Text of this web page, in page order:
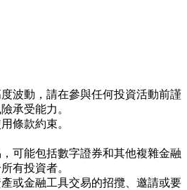
波動，請在參與任何投資活動前謹
承受能力。
條款約束。
可能包括數字證券和其他複雜金融
有投資者。
或金融工具交易的招攬、邀請或要